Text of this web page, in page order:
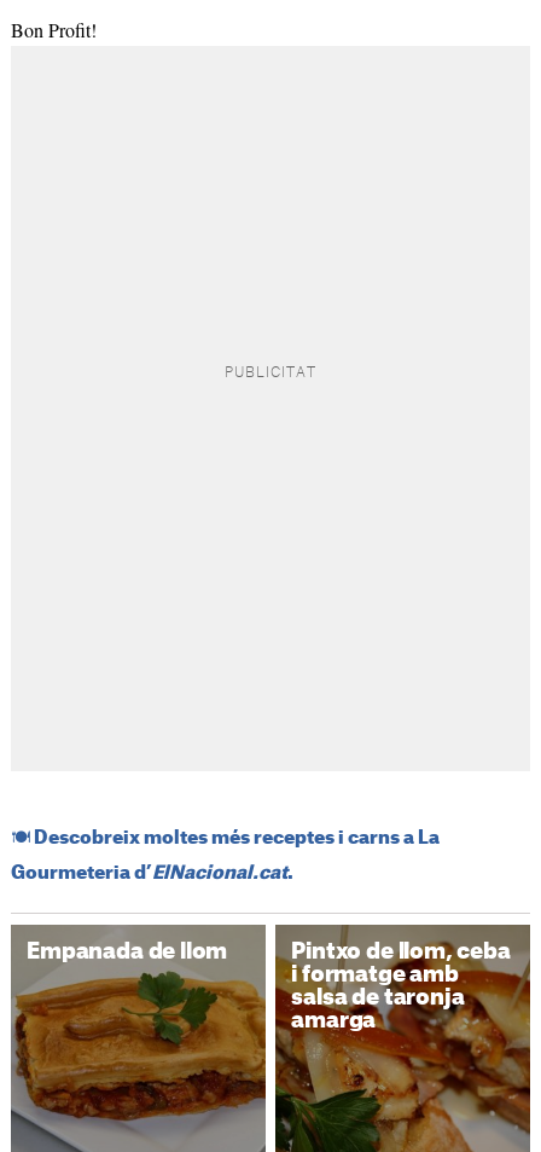
Bon Profit!
​🍽️​ Descobreix moltes més receptes i carns a La
Gourmeteria d’ElNacional.cat.
Empanada de llom
Pintxo de llom, ceba
i formatge amb
salsa de taronja
amarga